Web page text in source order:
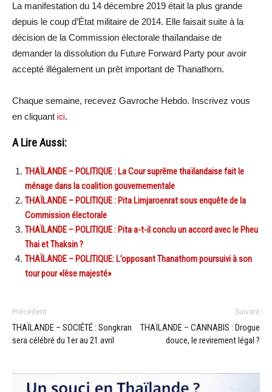
La manifestation du 14 décembre 2019 était la plus grande
depuis le coup d’État militaire de 2014. Elle faisait suite à la
décision de la Commission électorale thaïlandaise de
demander la dissolution du Future Forward Party pour avoir
accepté illégalement un prêt important de Thanathorn.
Chaque semaine, recevez Gavroche Hebdo. Inscrivez vous
en cliquant ici.
A Lire Aussi:
THAÏLANDE – POLITIQUE : La Cour suprême thaïlandaise fait le
ménage dans la coalition gouvernementale
THAÏLANDE – POLITIQUE : Pita Limjaroenrat sous enquête de la
Commission électorale
THAÏLANDE – POLITIQUE : Pita a-t-il conclu un accord avec le Pheu
Thai et Thaksin ?
THAÏLANDE – POLITIQUE: L’opposant Thanathorn poursuivi à son
tour pour «lèse majesté»
Précédent
THAÏLANDE – SOCIÉTÉ : Songkran
sera célébré du 1er au 21 avril
Suivant
THAÏLANDE – CANNABIS : Drogue
douce, le revirement légal ?